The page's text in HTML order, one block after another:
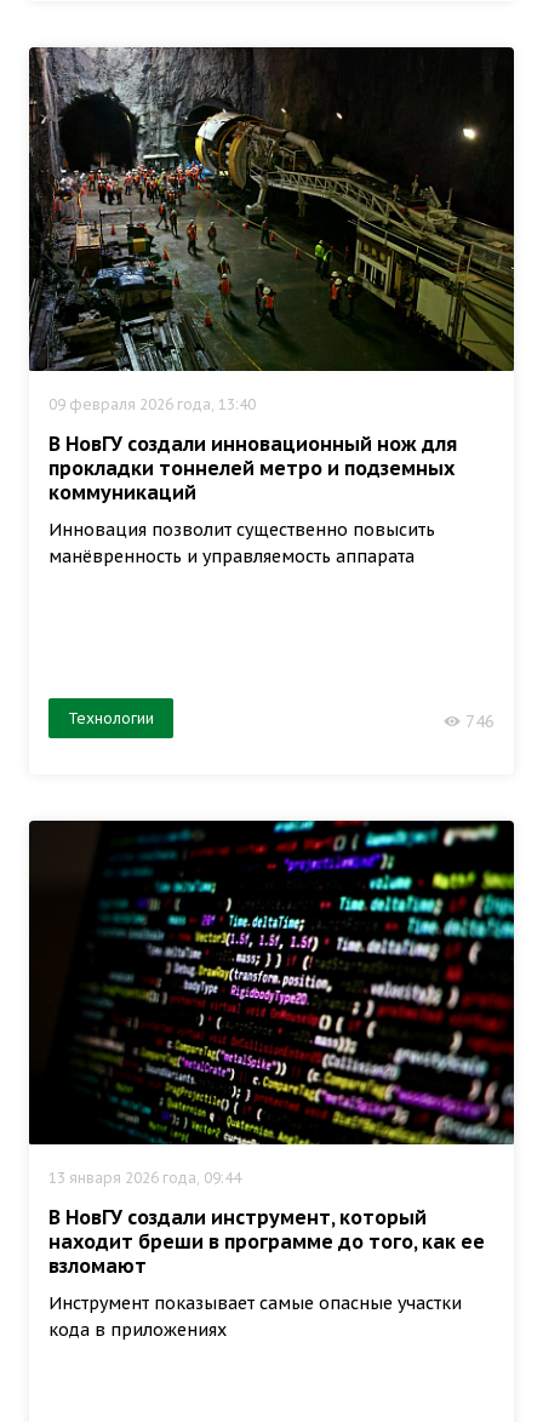
09 февраля 2026 года, 13:40
В НовГУ создали инновационный нож для
прокладки тоннелей метро и подземных
коммуникаций
Инновация позволит существенно повысить
манёвренность и управляемость аппарата
Технологии 746
13 января 2026 года, 09:44
В НовГУ создали инструмент, который
находит бреши в программе до того, как ее
взломают
Инструмент показывает самые опасные участки
кода в приложениях